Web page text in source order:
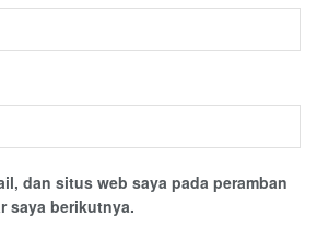
dan situs web saya pada peramban
saya berikutnya.